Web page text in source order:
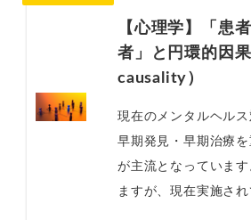
【心理学】「患
者」と円環的因
causality）
現在のメンタルヘルス
早期発見・早期治療
が主流となっていま
ますが、現在実施さ